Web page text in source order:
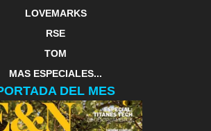
LOVEMARKS
RSE
TOM
MAS ESPECIALES...
DEL MES